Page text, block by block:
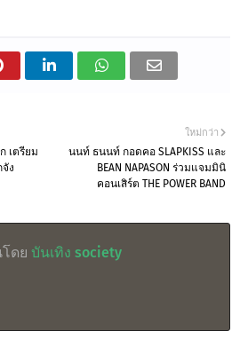
ใหม่กว่า
นนท์ ธนนท์ กอดคอ SLAPKISS และ
BEAN NAPASON ร่วมแจมมินิ
คอนเสิร์ต THE POWER BAND
เตรียม
จัง
ดย บันเทิง society